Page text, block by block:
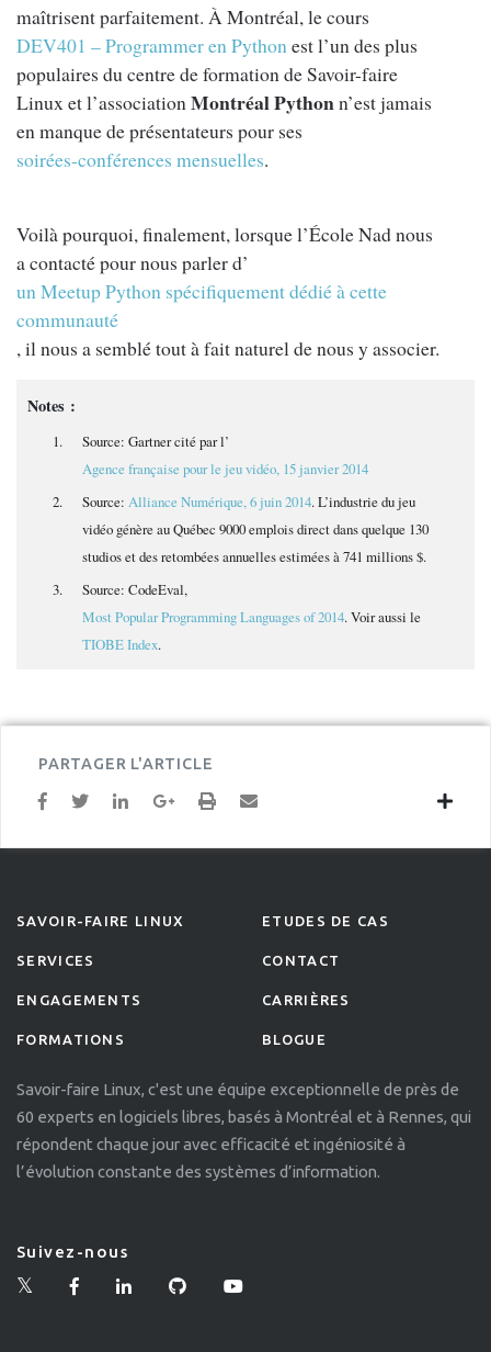
maîtrisent parfaitement. À Montréal, le cours
DEV401 – Programmer en Python est l’un des plus
populaires du centre de formation de Savoir-faire
Linux et l’association Montréal Pythonn’est jamais
en manque de présentateurs pour ses
soirées-conférences mensuelles.
Voilà pourquoi, finalement, lorsque l’École Nad nous
a contacté pour nous parler d’
un Meetup Python spécifiquement dédié à cette
communauté
, il nous a semblé tout à fait naturel de nous y associer.
Notes :
Source: Gartner cité par l’
Agence française pour le jeu vidéo, 15 janvier 2014
Source: Alliance Numérique, 6 juin 2014. L’industrie du jeu
vidéo génère au Québec 9000 emplois direct dans quelque 130
studios et des retombées annuelles estimées à 741 millions $.
Source: CodeEval,
Most Popular Programming Languages of 2014. Voir aussi le
TIOBE Index.
PARTAGER L'ARTICLE
SAVOIR-FAIRE LINUX
SERVICES
ENGAGEMENTS
FORMATIONS
ETUDES DE CAS
CONTACT
CARRIÈRES
BLOGUE
Savoir-faire Linux, c'est une équipe exceptionnelle de près de
60 experts en logiciels libres, basés à Montréal et à Rennes, qui
répondent chaque jour avec efficacité et ingéniosité à
l’évolution constante des systèmes d’information.
Suivez-nous